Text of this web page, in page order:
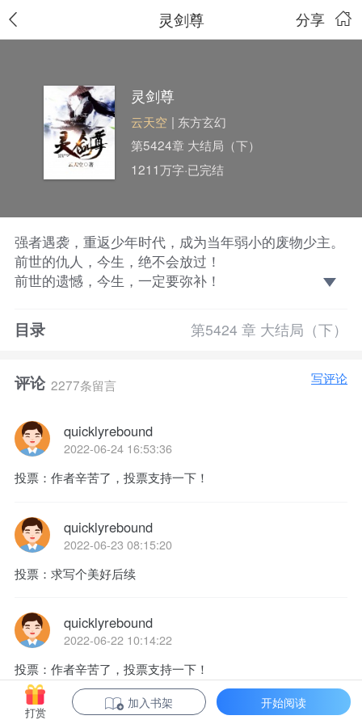
分享
灵剑尊
灵剑尊
云天空 | 东方玄幻
第5424章 大结局（下）
1211万字·已完结
强者遇袭，重返少年时代，成为当年弱小的废物少主。
前世的仇人，今生，绝不会放过！
前世的遗憾，今生，一定要弥补！
若有不从者，一剑，杀之！
目录 第5424 章 大结局（下）
评论 2277条留言 写评论
quicklyrebound
2022-06-24 16:53:36
投票：作者辛苦了，投票支持一下！
quicklyrebound
2022-06-23 08:15:20
投票：求写个美好后续
quicklyrebound
2022-06-22 10:14:22
投票：作者辛苦了，投票支持一下！
quicklyrebound
打赏
加入书架 开始阅读